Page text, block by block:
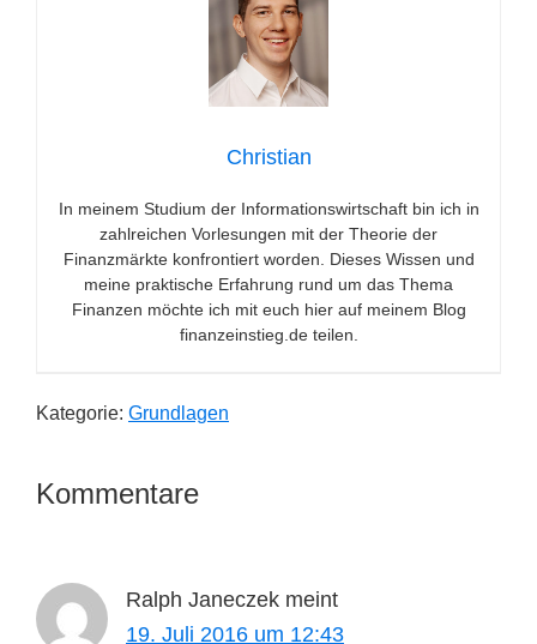
Christian
In meinem Studium der Informationswirtschaft bin ich in
zahlreichen Vorlesungen mit der Theorie der
Finanzmärkte konfrontiert worden. Dieses Wissen und
meine praktische Erfahrung rund um das Thema
Finanzen möchte ich mit euch hier auf meinem Blog
finanzeinstieg.de teilen.
Kategorie: Grundlagen
Leser-
Kommentare
Ralph Janeczek meint
19. Juli 2016 um 12:43